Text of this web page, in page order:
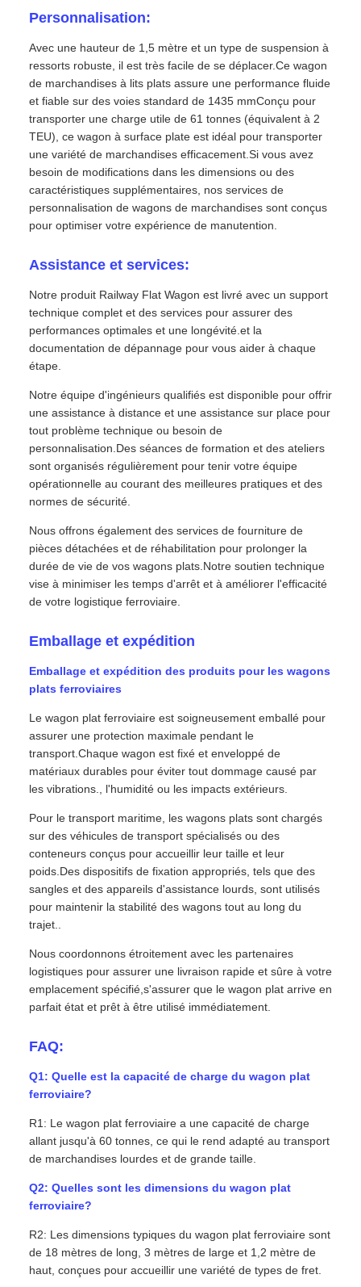
Personnalisation:
Avec une hauteur de 1,5 mètre et un type de suspension à
ressorts robuste, il est très facile de se déplacer.Ce wagon
de marchandises à lits plats assure une performance fluide
et fiable sur des voies standard de 1435 mmConçu pour
transporter une charge utile de 61 tonnes (équivalent à 2
TEU), ce wagon à surface plate est idéal pour transporter
une variété de marchandises efficacement.Si vous avez
besoin de modifications dans les dimensions ou des
caractéristiques supplémentaires, nos services de
personnalisation de wagons de marchandises sont conçus
pour optimiser votre expérience de manutention.
Assistance et services:
Notre produit Railway Flat Wagon est livré avec un support
technique complet et des services pour assurer des
performances optimales et une longévité.et la
documentation de dépannage pour vous aider à chaque
étape.
Notre équipe d'ingénieurs qualifiés est disponible pour offrir
une assistance à distance et une assistance sur place pour
tout problème technique ou besoin de
personnalisation.Des séances de formation et des ateliers
sont organisés régulièrement pour tenir votre équipe
opérationnelle au courant des meilleures pratiques et des
normes de sécurité.
Nous offrons également des services de fourniture de
pièces détachées et de réhabilitation pour prolonger la
durée de vie de vos wagons plats.Notre soutien technique
vise à minimiser les temps d'arrêt et à améliorer l'efficacité
de votre logistique ferroviaire.
Emballage et expédition
Emballage et expédition des produits pour les wagons
plats ferroviaires
Le wagon plat ferroviaire est soigneusement emballé pour
assurer une protection maximale pendant le
transport.Chaque wagon est fixé et enveloppé de
matériaux durables pour éviter tout dommage causé par
les vibrations., l'humidité ou les impacts extérieurs.
Pour le transport maritime, les wagons plats sont chargés
sur des véhicules de transport spécialisés ou des
conteneurs conçus pour accueillir leur taille et leur
poids.Des dispositifs de fixation appropriés, tels que des
sangles et des appareils d'assistance lourds, sont utilisés
pour maintenir la stabilité des wagons tout au long du
trajet..
Nous coordonnons étroitement avec les partenaires
logistiques pour assurer une livraison rapide et sûre à votre
emplacement spécifié,s'assurer que le wagon plat arrive en
parfait état et prêt à être utilisé immédiatement.
FAQ:
Q1: Quelle est la capacité de charge du wagon plat
ferroviaire?
R1: Le wagon plat ferroviaire a une capacité de charge
allant jusqu'à 60 tonnes, ce qui le rend adapté au transport
de marchandises lourdes et de grande taille.
Q2: Quelles sont les dimensions du wagon plat
ferroviaire?
R2: Les dimensions typiques du wagon plat ferroviaire sont
de 18 mètres de long, 3 mètres de large et 1,2 mètre de
haut, conçues pour accueillir une variété de types de fret.